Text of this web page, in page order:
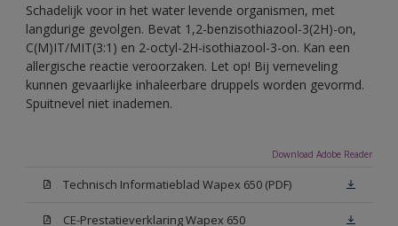
Schadelijk voor in het water levende organismen, met
langdurige gevolgen. Bevat 1,2-benzisothiazool-3(2H)-on,
C(M)IT/MIT(3:1) en 2-octyl-2H-isothiazool-3-on. Kan een
allergische reactie veroorzaken. Let op! Bij verneveling
kunnen gevaarlijke inhaleerbare druppels worden gevormd.
Spuitnevel niet inademen.
Download Adobe Reader
Technisch Informatieblad Wapex 650 (PDF)
CE-Prestatieverklaring Wapex 650